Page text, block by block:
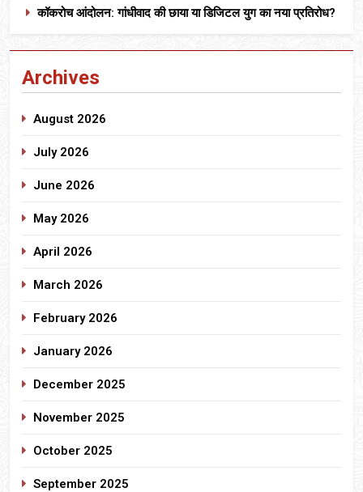
कॉकरोच आंदोलन: गांधीवाद की छाया या डिजिटल युग का नया प्रतिरोध?
Archives
August 2026
July 2026
June 2026
May 2026
April 2026
March 2026
February 2026
January 2026
December 2025
November 2025
October 2025
September 2025